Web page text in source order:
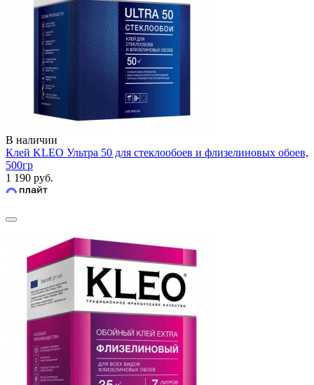
В наличии
Клей KLEO Ультра 50 для стеклообоев и флизелиновых обоев,
500гр
1 190 руб.